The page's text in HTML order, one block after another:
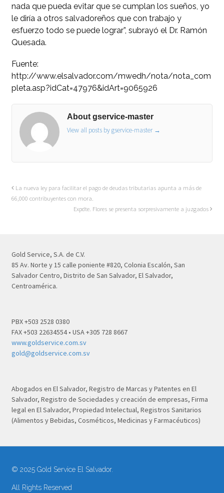
nada que pueda evitar que se cumplan los sueños, yo
le diría a otros salvadoreños que con trabajo y
esfuerzo todo se puede lograr”, subrayó el Dr. Ramón
Quesada.
Fuente:
http://www.elsalvador.com/mwedh/nota/nota_com
pleta.asp?idCat=47976&idArt=9065926
About gservice-master
View all posts by gservice-master →
La nueva ley para facilitar el pago de deudas tributarias apunta a más de
66,000 contribuyentes con mora.
Expdte. Flores se presenta sorpresivamente a juzgados
Gold Service, S.A. de C.V.
85 Av. Norte y 15 calle poniente #820, Colonia Escalón, San
Salvador Centro, Distrito de San Salvador, El Salvador,
Centroamérica.
PBX +503 2528 0380
FAX +503 22634554 • USA +305 728 8667
www.goldservice.com.sv
gold@goldservice.com.sv
Abogados en El Salvador, Registro de Marcas y Patentes en El
Salvador, Registro de Sociedades y creación de empresas, Firma
legal en El Salvador, Propiedad Intelectual, Registros Sanitarios
(Alimentos y Bebidas, Cosméticos, Medicinas y Farmacéuticos)
© 2025 Gold Service El Salvador.
All Rights Reserved